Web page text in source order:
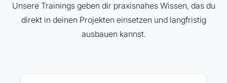
Unsere Trainings geben dir praxisnahes Wissen, das du
direkt in deinen Projekten einsetzen und langfristig
ausbauen kannst.